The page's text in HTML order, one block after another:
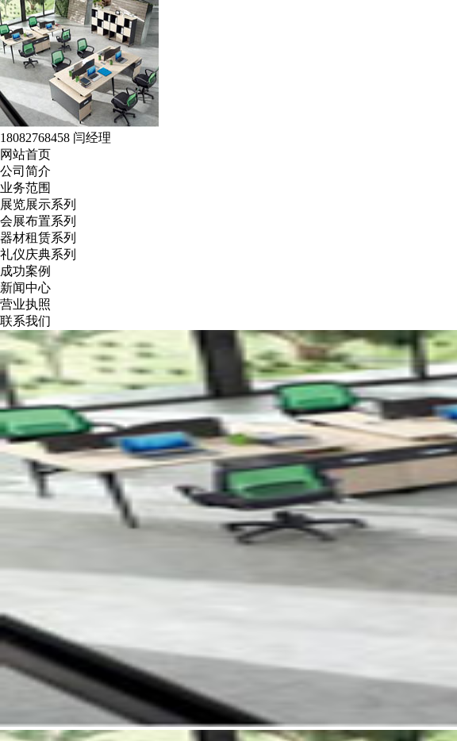
18082768458 闫经理
网站首页
公司简介
业务范围
展览展示系列
会展布置系列
器材租赁系列
礼仪庆典系列
成功案例
新闻中心
营业执照
联系我们